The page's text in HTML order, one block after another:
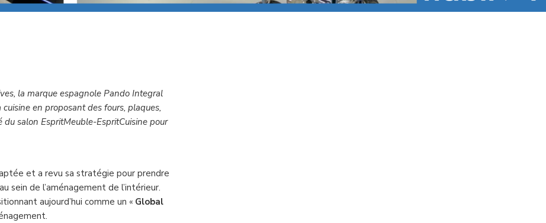
la marque espagnole Pando Integral
en proposant des fours, plaques,
salon EspritMeuble-EspritCuisine pour
et a revu sa stratégie pour prendre
sein de l’aménagement de l’intérieur.
aujourd’hui comme un « Global